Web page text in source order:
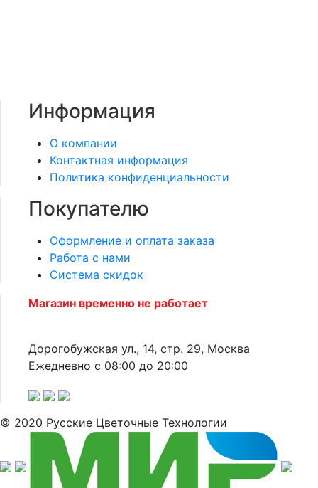
Информация
О компании
Контактная информация
Политика конфиденциальности
Покупателю
Оформление и оплата заказа
Работа с нами
Система скидок
Магазин временно не работает
Дорогобужская ул., 14, стр. 29, Москва
Ежедневно с 08:00 до 20:00
© 2020 Русские Цветочные Технологии